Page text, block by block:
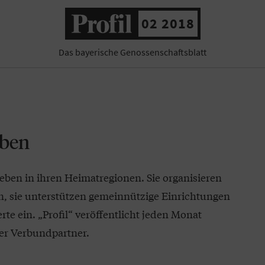
02 2018
Das bayerische Genossenschaftsblatt
in ihren Heimatregionen. Sie organisieren
sie unterstützen gemeinnützige Einrichtungen
ein. „Profil“ veröffentlicht jeden Monat
Verbundpartner.